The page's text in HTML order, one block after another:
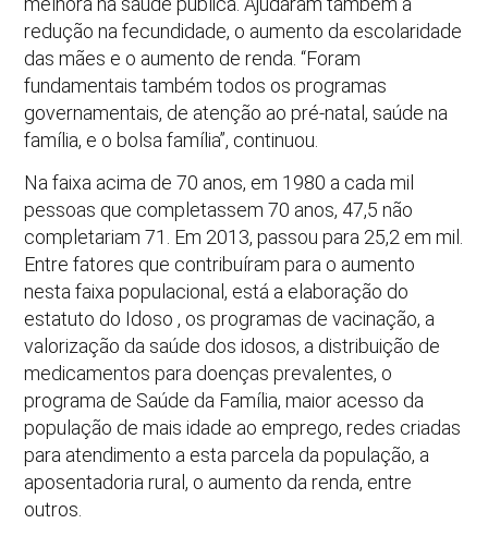
redução na fecundidade, o aumento da escolaridade
das mães e o aumento de renda. “Foram
fundamentais também todos os programas
governamentais, de atenção ao pré-natal, saúde na
família, e o bolsa família”, continuou.
Na faixa acima de 70 anos, em 1980 a cada mil
pessoas que completassem 70 anos, 47,5 não
completariam 71. Em 2013, passou para 25,2 em mil.
Entre fatores que contribuíram para o aumento
nesta faixa populacional, está a elaboração do
estatuto do Idoso , os programas de vacinação, a
valorização da saúde dos idosos, a distribuição de
medicamentos para doenças prevalentes, o
programa de Saúde da Família, maior acesso da
população de mais idade ao emprego, redes criadas
para atendimento a esta parcela da população, a
aposentadoria rural, o aumento da renda, entre
outros.